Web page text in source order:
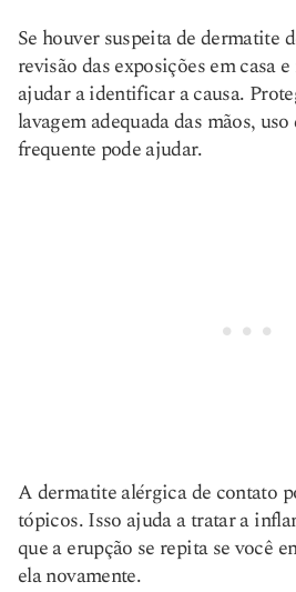
Se houver suspeita de dermatite
revisão das exposições em casa
ajudar a identificar a causa.
lavagem adequada das mãos,
frequente pode ajudar.
A dermatite alérgica de contato
tópicos. Isso ajuda a tratar a
que a erupção se repita se você
ela novamente.